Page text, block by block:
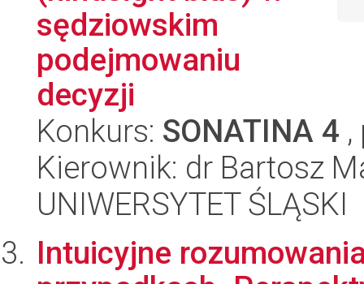
sędziowskim
podejmowaniu
decyzji
Konkurs: SONATINA 4
Kierownik: dr Bartosz
UNIWERSYTET ŚLĄSKI
Intuicyjne